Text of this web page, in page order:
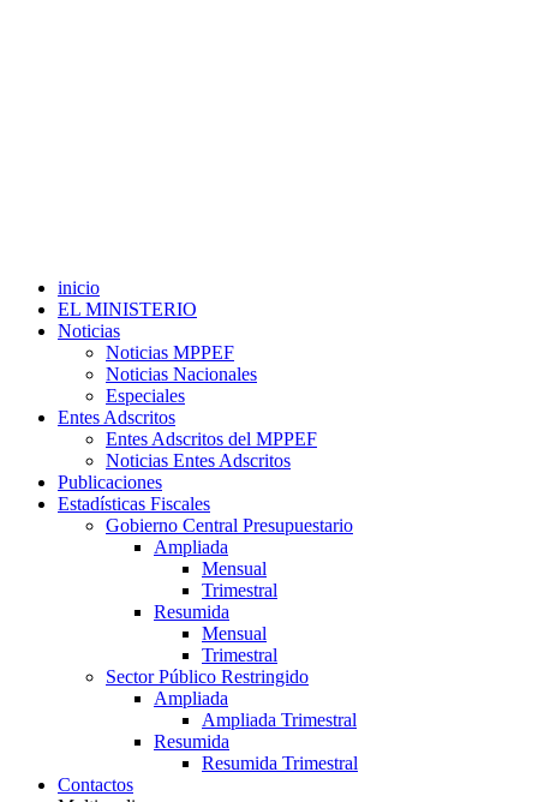
inicio
EL MINISTERIO
Noticias
Noticias MPPEF
Noticias Nacionales
Especiales
Entes Adscritos
Entes Adscritos del MPPEF
Noticias Entes Adscritos
Publicaciones
Estadísticas Fiscales
Gobierno Central Presupuestario
Ampliada
Mensual
Trimestral
Resumida
Mensual
Trimestral
Sector Público Restringido
Ampliada
Ampliada Trimestral
Resumida
Resumida Trimestral
Contactos